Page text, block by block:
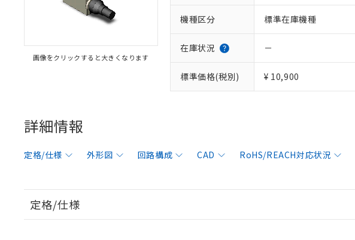
画像をクリックすると大きくなります
機種区分 標準在庫機種
在庫状況 －
標準価格(税別) ¥ 10,900
詳細情報
定格/仕様 外形図 回路構成 CAD RoHS/REACH対応状況
定格/仕様